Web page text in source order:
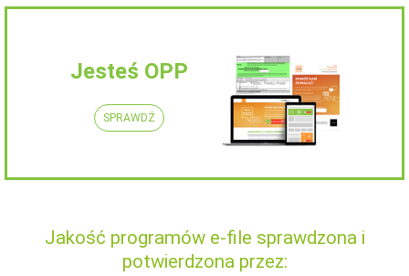
Jesteś OPP
SPRAWDŹ
Jakość programów e-file sprawdzona i
potwierdzona przez: